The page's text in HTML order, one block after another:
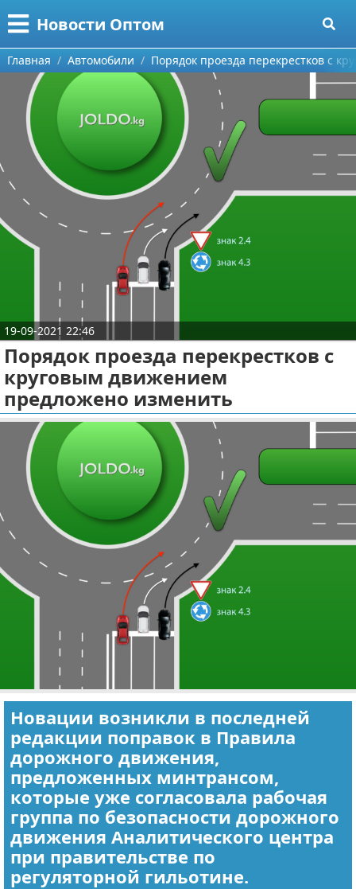
Новости Оптом
Меню
Главная
Категории
Информационные технологии
Автомобили
Знаменитости
Политика
Философия
Культура
Экономика
Разное
Поиск
О проекте
Контакты
Сотрудничество
Размещение рекламы
Для правообладателей
Условия предоставления информации
Отказ от ответственности
Главная Автомобили Порядок проезда перекрестков с
19-09-2021 22:46
Порядок проезда перекрестков с
круговым движением
предложено изменить
Новации возникли в последней
редакции поправок в Правила
дорожного движения,
предложенных минтрансом,
которые уже согласовала рабочая
группа по безопасности дорожного
движения Аналитического центра
при правительстве по
регуляторной гильотине.